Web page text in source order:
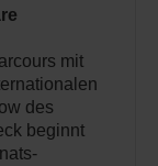
mit
des
beginnt